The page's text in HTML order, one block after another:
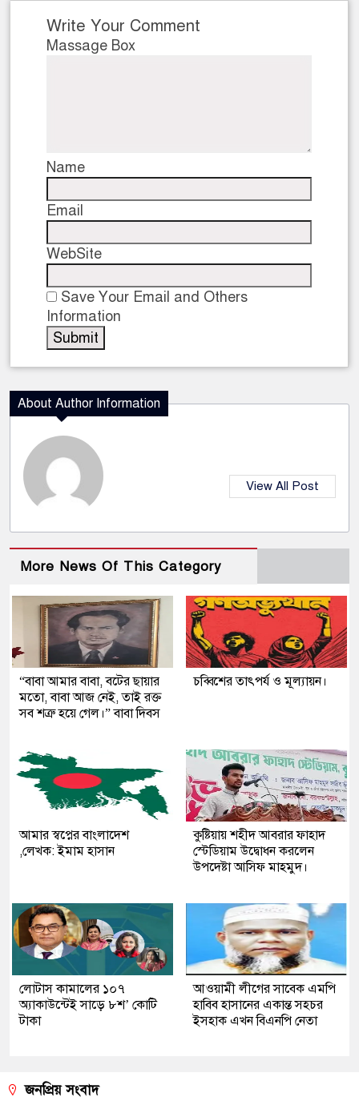
Write Your Comment
Massage Box
Name
Email
WebSite
Save Your Email and Others
Information
About Author Information
View All Post
More News Of This Category
“বাবা আমার বাবা, বটের ছায়ার
মতো, বাবা আজ নেই, তাই রক্ত
সব শত্রু হয়ে গেল।” বাবা দিবস
চব্বিশের তাৎপর্য ও মূল্যায়ন।
আমার স্বপ্নের বাংলাদেশ
,লেখক: ইমাম হাসান
কুষ্টিয়ায় শহীদ আবরার ফাহাদ
স্টেডিয়াম উদ্বোধন করলেন
উপদেষ্টা আসিফ মাহমুদ।
লোটাস কামালের ১০৭
অ্যাকাউন্টেই সাড়ে ৮শ’ কোটি
টাকা
আওয়ামী লীগের সাবেক এমপি
হাবিব হাসানের একান্ত সহচর
ইসহাক এখন বিএনপি নেতা
জনপ্রিয় সংবাদ